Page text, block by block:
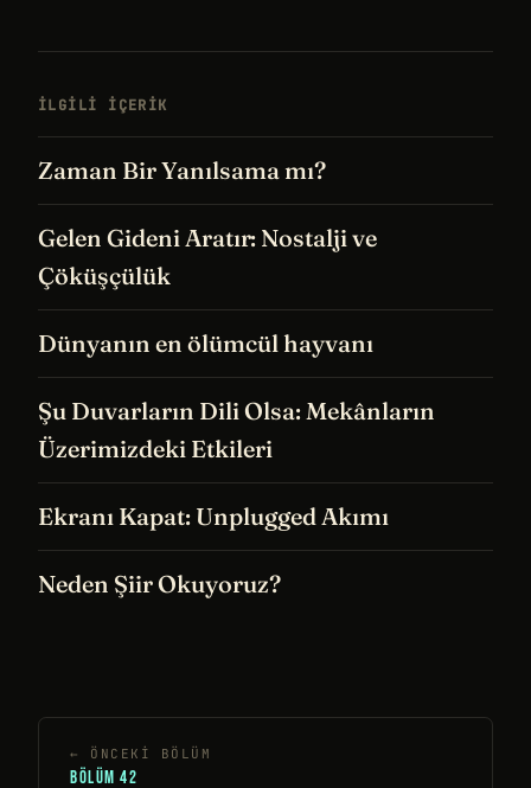
İLGILI IÇERIK
Zaman Bir Yanılsama mı?
Gelen Gideni Aratır: Nostalji ve
Çöküşçülük
Dünyanın en ölümcül hayvanı
Şu Duvarların Dili Olsa: Mekânların
Üzerimizdeki Etkileri
Ekranı Kapat: Unplugged Akımı
Neden Şiir Okuyoruz?
← ÖNCEKI BÖLÜM
BÖLÜM 42